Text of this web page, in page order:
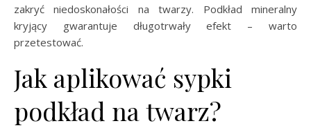
zakryć niedoskonałości na twarzy. Podkład mineralny
kryjący gwarantuje długotrwały efekt – warto
przetestować.
Jak aplikować sypki
podkład na twarz?